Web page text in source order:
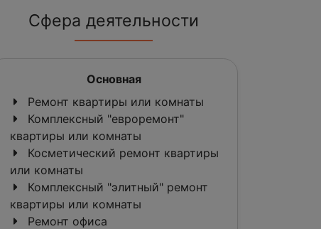
Сфера деятельности
Основная
Ремонт квартиры или комнаты
Комплексный "евроремонт"
квартиры или комнаты
Косметический ремонт квартиры
или комнаты
Комплексный "элитный" ремонт
квартиры или комнаты
Ремонт офиса